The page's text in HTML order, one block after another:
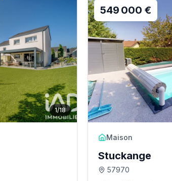
1/18
549 000 €
Maison
Stuckange
57970